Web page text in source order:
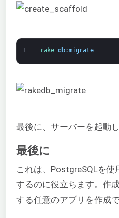
1 rake db:migrate
最後に、サーバーを起動
最後に
これは、PostgreSQLを使
するのに役立ちます。作
する任意のアプリを作成で